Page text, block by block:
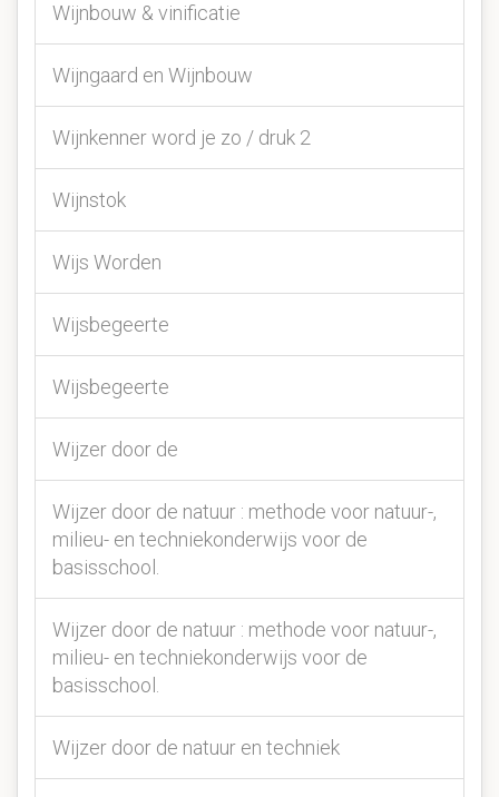
Wijnbouw & vinificatie
Wijngaard en Wijnbouw
Wijnkenner word je zo / druk 2
Wijnstok
Wijs Worden
Wijsbegeerte
Wijsbegeerte
Wijzer door de
Wijzer door de natuur : methode voor natuur-,
milieu- en techniekonderwijs voor de
basisschool.
Wijzer door de natuur : methode voor natuur-,
milieu- en techniekonderwijs voor de
basisschool.
Wijzer door de natuur en techniek